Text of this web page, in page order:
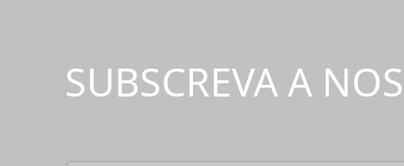
SUBSCREVA A